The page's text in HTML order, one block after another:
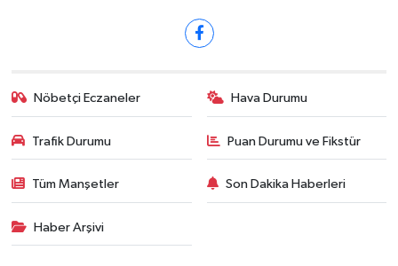
Nöbetçi Eczaneler Hava Durumu
Trafik Durumu Puan Durumu ve Fikstür
Tüm Manşetler Son Dakika Haberleri
Haber Arşivi